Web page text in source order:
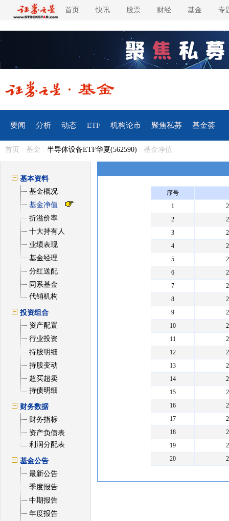
首页 快讯 股票 财经 基金 专
要闻 分析 动态 ETF 机构论市 聚焦私募 基金荟
首页 - 基金 - 半导体设备ETF华夏(562590) - 基金净值
基本资料
基金概况
基金净值
折溢价率
十大持有人
业绩表现
基金经理
分红送配
同系基金
代销机构
投资组合
资产配置
行业投资
持股明细
持股变动
超买超卖
持债明细
财务数据
财务指标
资产负债表
利润分配表
基金公告
最新公告
季度报告
中期报告
年度报告
序号
1
2
3
4
5
6
7
8
9
10
11
12
13
14
15
16
17
18
19
20